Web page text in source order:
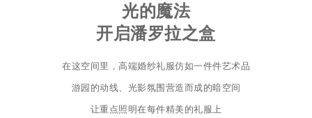
光的魔法
开启潘罗拉之盒
在这空间里，高端婚纱礼服仿如一件件艺术品
游园的动线、光影氛围营造而成的暗空间
让重点照明在每件精美的礼服上